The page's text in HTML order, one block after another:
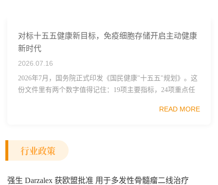
对标十五五健康新目标，免疫细胞存储开启主动健康
新时代
2026.07.16
2026年7月，国务院正式印发《国民健康"十五五"规划》。这
份文件里有两个数字值得记住：19项主要指标，24项重点任
READ MORE
行业政策
强生 Darzalex 获欧盟批准 用于多发性骨髓瘤二线治疗